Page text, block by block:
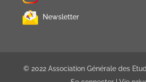
Newsletter
© 2022 Association Générale des